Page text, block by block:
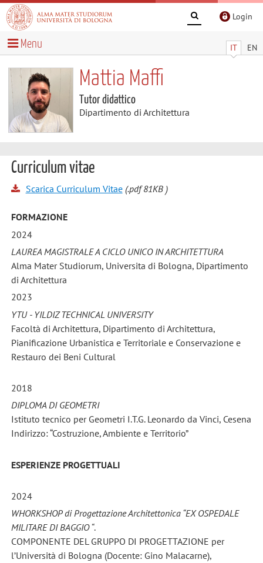
Login
IT EN
Menu
Mattia Maffi
Tutor didattico
Dipartimento di Architettura
Curriculum vitae
Scarica Curriculum Vitae(.pdf 81KB )
FORMAZIONE
2024
LAUREA MAGISTRALE A CICLO UNICO IN ARCHITETTURA
Alma Mater Studiorum, Universita di Bologna, Dipartimento
di Architettura
2023
YTU - YILDIZ TECHNICAL UNIVERSITY
Facoltà di Architettura, Dipartimento di Architettura,
Pianificazione Urbanistica e Territoriale e Conservazione e
Restauro dei Beni Cultural
2018
DIPLOMA DI GEOMETRI
Istituto tecnico per Geometri I.T.G. Leonardo da Vinci, Cesena
Indirizzo: “Costruzione, Ambiente e Territorio”
ESPERIENZE PROGETTUALI
2024
WHORKSHOP di Progettazione Architettonica “EX OSPEDALE
MILITARE DI BAGGIO “.
COMPONENTE DEL GRUPPO DI PROGETTAZIONE per
l’Università di Bologna (Docente: Gino Malacarne),